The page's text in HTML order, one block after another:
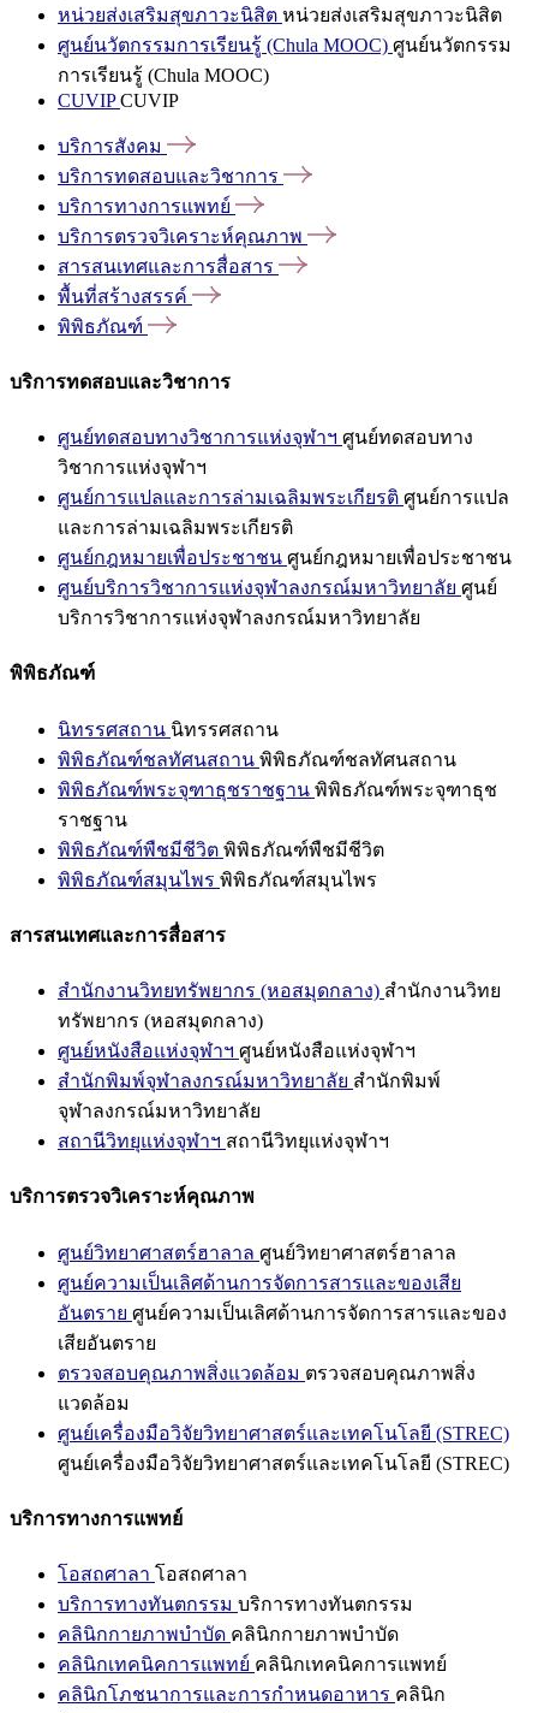
หน่วยส่งเสริมสุขภาวะนิสิต หน่วยส่งเสริมสุขภาวะนิสิต
ศูนย์นวัตกรรมการเรียนรู้ (Chula MOOC) ศูนย์นวัตกรรม
การเรียนรู้ (Chula MOOC)
CUVIPCUVIP
บริการสังคม
บริการทดสอบและวิชาการ
บริการทางการแพทย์
บริการตรวจวิเคราะห์คุณภาพ
สารสนเทศและการสื่อสาร
พื้นที่สร้างสรรค์
พิพิธภัณฑ์
บริการทดสอบและวิชาการ
ศูนย์ทดสอบทางวิชาการแห่งจุฬาฯ ศูนย์ทดสอบทาง
วิชาการแห่งจุฬาฯ
ศูนย์การแปลและการล่ามเฉลิมพระเกียรติ ศูนย์การแปล
และการล่ามเฉลิมพระเกียรติ
ศูนย์กฎหมายเพื่อประชาชน ศูนย์กฎหมายเพื่อประชาชน
ศูนย์บริการวิชาการแห่งจุฬาลงกรณ์มหาวิทยาลัย ศูนย์
บริการวิชาการแห่งจุฬาลงกรณ์มหาวิทยาลัย
พิพิธภัณฑ์
นิทรรศสถาน นิทรรศสถาน
พิพิธภัณฑ์ชลทัศนสถาน พิพิธภัณฑ์ชลทัศนสถาน
พิพิธภัณฑ์พระจุฑาธุชราชฐาน พิพิธภัณฑ์พระจุฑาธุช
ราชฐาน
พิพิธภัณฑ์พืชมีชีวิต พิพิธภัณฑ์พืชมีชีวิต
พิพิธภัณฑ์สมุนไพร พิพิธภัณฑ์สมุนไพร
สารสนเทศและการสื่อสาร
สำนักงานวิทยทรัพยากร (หอสมุดกลาง) สำนักงานวิทย
ทรัพยากร (หอสมุดกลาง)
ศูนย์หนังสือแห่งจุฬาฯ ศูนย์หนังสือแห่งจุฬาฯ
สำนักพิมพ์จุฬาลงกรณ์มหาวิทยาลัย สำนักพิมพ์
จุฬาลงกรณ์มหาวิทยาลัย
สถานีวิทยุแห่งจุฬาฯ สถานีวิทยุแห่งจุฬาฯ
บริการตรวจวิเคราะห์คุณภาพ
ศูนย์วิทยาศาสตร์ฮาลาล ศูนย์วิทยาศาสตร์ฮาลาล
ศูนย์ความเป็นเลิศด้านการจัดการสารและของเสีย
อันตราย ศูนย์ความเป็นเลิศด้านการจัดการสารและของ
เสียอันตราย
ตรวจสอบคุณภาพสิ่งแวดล้อม ตรวจสอบคุณภาพสิ่ง
แวดล้อม
ศูนย์เครื่องมือวิจัยวิทยาศาสตร์และเทคโนโลยี (STREC)
ศูนย์เครื่องมือวิจัยวิทยาศาสตร์และเทคโนโลยี (STREC)
บริการทางการแพทย์
โอสถศาลา โอสถศาลา
บริการทางทันตกรรม บริการทางทันตกรรม
คลินิกกายภาพบำบัด คลินิกกายภาพบำบัด
คลินิกเทคนิคการแพทย์ คลินิกเทคนิคการแพทย์
คลินิกโภชนาการและการกำหนดอาหาร คลินิก